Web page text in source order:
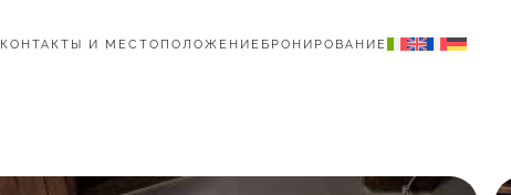
КОНТАКТЫ И МЕСТОПОЛОЖЕНИЕ БРОНИРОВАНИЕ